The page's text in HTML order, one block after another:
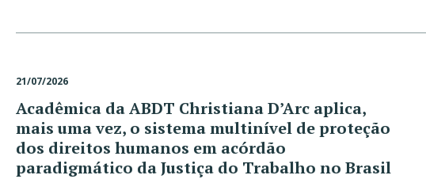
21/07/2026
Acadêmica da ABDT Christiana D’Arc aplica,
mais uma vez, o sistema multinível de proteção
dos direitos humanos em acórdão
paradigmático da Justiça do Trabalho no Brasil